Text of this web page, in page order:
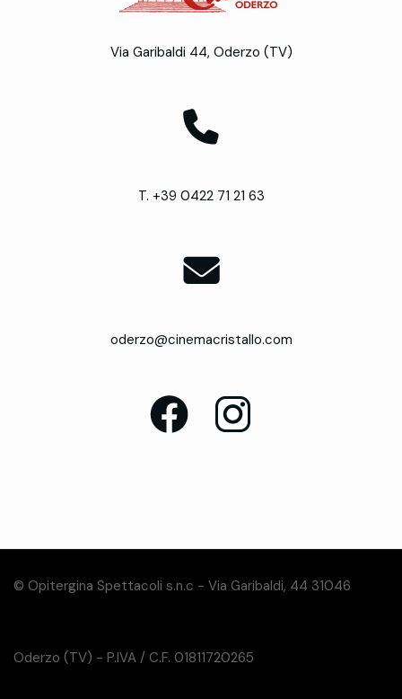
Via Garibaldi 44, Oderzo (TV)
T. +39 0422 71 21 63
oderzo@cinemacristallo.com
© Opitergina Spettacoli s.n.c - Via Garibaldi, 44 31046
Oderzo (TV) - P.IVA / C.F. 01811720265